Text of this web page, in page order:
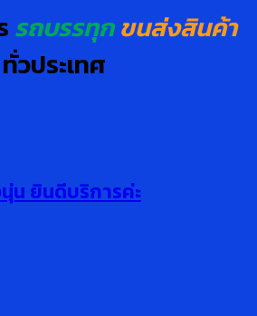
รถบรรทุกขนส่งสินค้า
ทั่วประเทศ
น ยินดีบริการค่ะ